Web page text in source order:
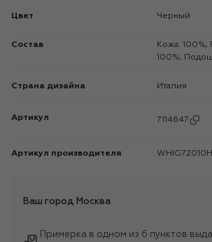
Цвет Черный
Состав
Кожа: 100%; Подкладка-кожа:
100%;
Страна дизайна Италия
Артикул 7114647
Артикул производителя
Ваш город Москва
Примерка в одном из 6 пунктов